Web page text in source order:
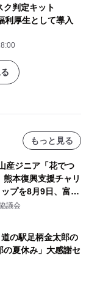
ク判定キット
利厚生として導入
もっと見る
産ジニア「花でつ
本復興支援チャリ
プを8月9日、富
議会
の駅足柄金太郎の
の夏休み」大感謝セ